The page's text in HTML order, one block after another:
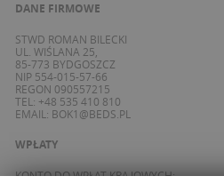
DANE FIRMOWE
STWD ROMAN BILECKI
UL. WIŚLANA 25,
85-773 BYDGOSZCZ
NIP 554-015-57-66
REGON 090557215
TEL: +48 535 410 810
EMAIL: BOK1@BEDS.PL
WPŁATY
KONTO DO WPŁAT KRAJOWYCH: